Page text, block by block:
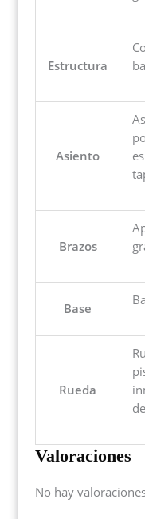
Estructura
Asiento
Brazos
Base
Rueda
Valoraciones
No hay